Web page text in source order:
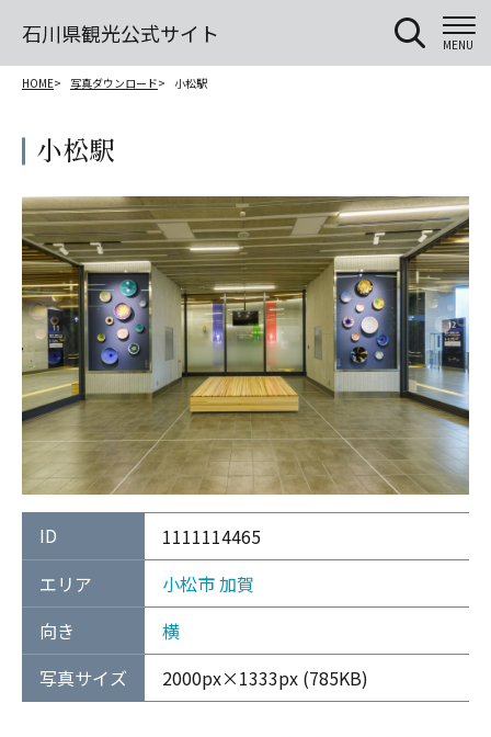
石川県観光公式サイト MENU
HOME 写真ダウンロード 小松駅
小松駅
ID
1111114465
エリア
小松市加賀
向き
横
写真サイズ
2000px×1333px (785KB)